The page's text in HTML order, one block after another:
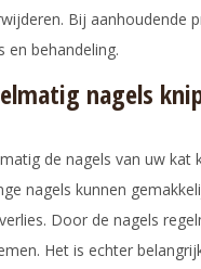
Bij aanhoudende
en behandeling.
nagels
de nagels van uw
nagels kunnen
Door de nagels
Het is echter